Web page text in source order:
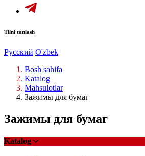
Tilni tanlash
Русский O'zbek
Bosh sahifa
Katalog
Mahsulotlar
Зажимы для бумаг
Зажимы для бумаг
Katalog